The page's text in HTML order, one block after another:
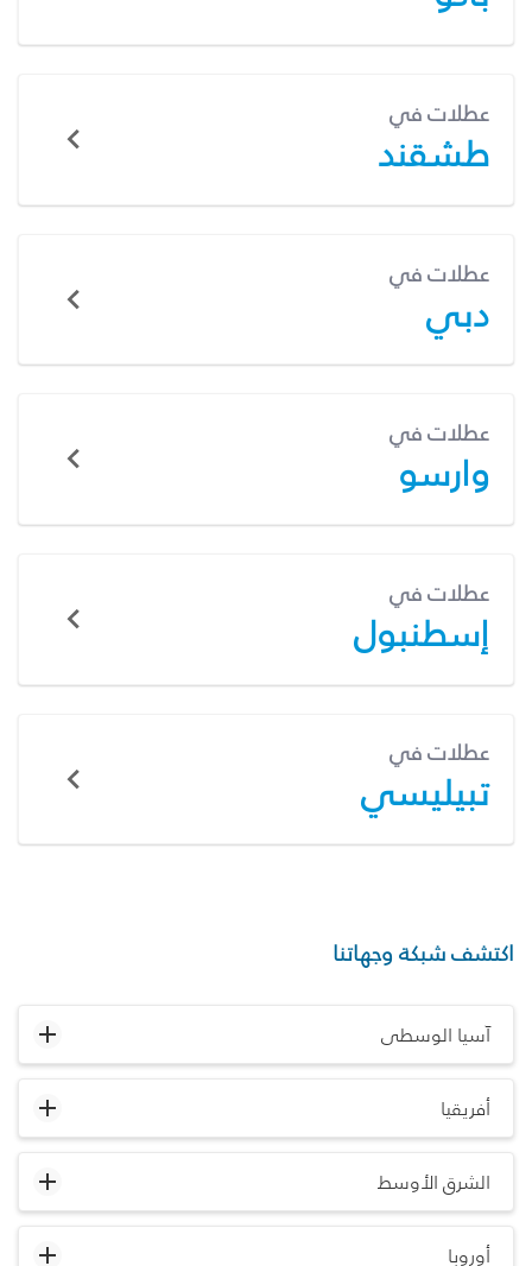
عطلات في
طشقند
عطلات في
دبي
عطلات في
وارسو
عطلات في
إسطنبول
عطلات في
تبيليسي
اكتشف شبكة وجهاتنا
آسيا الوسطى
أفريقيا
الشرق الأوسط
أوروبا